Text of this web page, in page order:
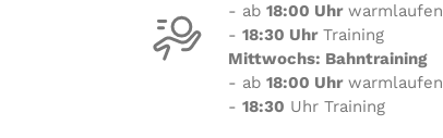
- ab 18:00 Uhrwarmlaufen
- 18:30 UhrTraining
Mittwochs: Bahntraining
- ab 18:00 Uhrwarmlaufen
- 18:30 Uhr Training